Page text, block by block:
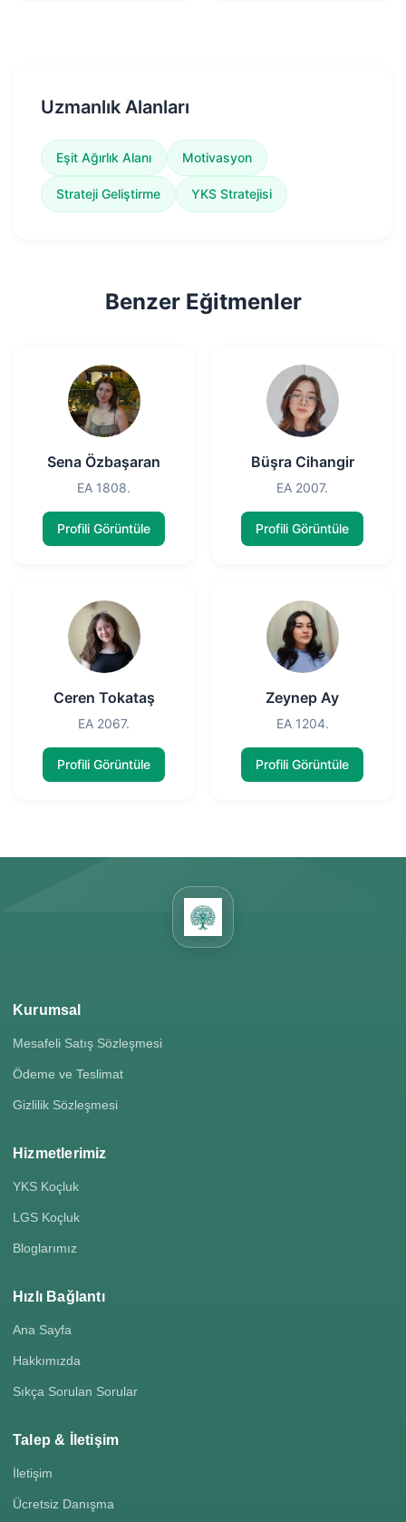
Uzmanlık Alanları
Eşit Ağırlık Alanı Motivasyon
Strateji Geliştirme YKS Stratejisi
Benzer Eğitmenler
Sena Özbaşaran
EA 1808.
Profili Görüntüle
Büşra Cihangir
EA 2007.
Profili Görüntüle
Ceren Tokataş
EA 2067.
Profili Görüntüle
Zeynep Ay
EA 1204.
Profili Görüntüle
Kurumsal
Mesafeli Satış Sözleşmesi
Ödeme ve Teslimat
Gizlilik Sözleşmesi
Hizmetlerimiz
YKS Koçluk
LGS Koçluk
Bloglarımız
Hızlı Bağlantı
Ana Sayfa
Hakkımızda
Sıkça Sorulan Sorular
Talep & İletişim
İletişim
Ücretsiz Danışma